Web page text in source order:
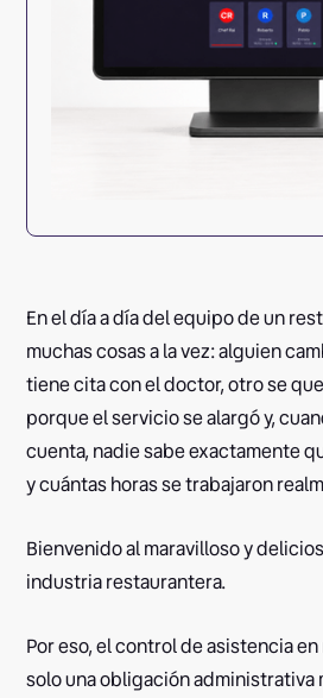
En el día a día del equipo de un
muchas cosas a la vez: alguien
tiene cita con el doctor, otro se
porque el servicio se alargó y,
cuenta, nadie sabe exactamente
y cuántas horas se trabajaron
Bienvenido al maravilloso y
industria restaurantera.
Por eso, el control de asistencia
solo una obligación administrativa